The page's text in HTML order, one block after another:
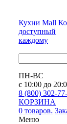
Кухни Mall
доступный
каждому
ПН-ВС
с 10:00 до
8 (800) 302-
КОРЗИНА
0 товаров.
Меню